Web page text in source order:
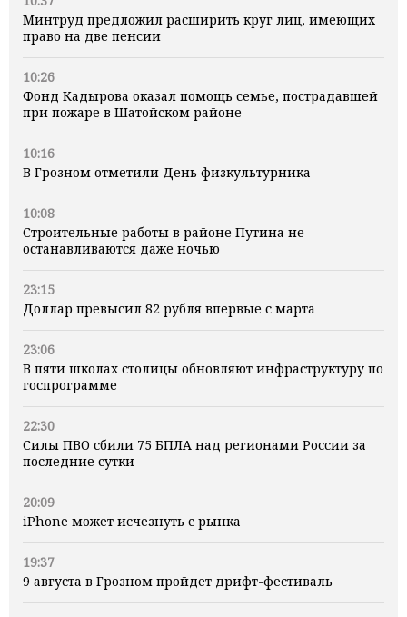
Минтруд предложил расширить круг лиц, имеющих
право на две пенсии
10:26
Фонд Кадырова оказал помощь семье, пострадавшей
при пожаре в Шатойском районе
10:16
В Грозном отметили День физкультурника
10:08
Строительные работы в районе Путина не
останавливаются даже ночью
23:15
Доллар превысил 82 рубля впервые с марта
23:06
В пяти школах столицы обновляют инфраструктуру по
госпрограмме
22:30
Силы ПВО сбили 75 БПЛА над регионами России за
последние сутки
20:09
iPhone может исчезнуть с рынка
19:37
9 августа в Грозном пройдет дрифт-фестиваль